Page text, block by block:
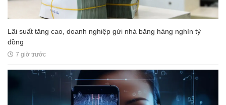
Lãi suất tăng cao, doanh nghiệp gửi nhà băng hàng nghìn tỷ
đồng
7 giờ trước